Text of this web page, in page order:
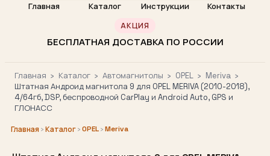
Главная Каталог Инструкции Контакты
АКЦИЯ
БЕСПЛАТНАЯ ДОСТАВКА ПО РОССИИ
Главная › Каталог › Автомагнитолы › OPEL › Meriva ›
Штатная Андроид магнитола 9 для OPEL MERIVA (2010-2018),
4/64гб, DSP, беспроводной CarPlay и Android Auto, GPS и
ГЛОНАСС
Главная ›Каталог›OPEL›Meriva